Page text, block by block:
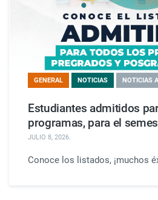
GENERAL NOTICIAS NOTICIAS
Estudiantes admitidos
programas, para el
JULIO 8, 2026.
Conoce los listados, ¡muchos